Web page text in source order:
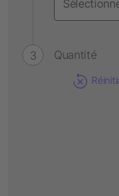
Quantité